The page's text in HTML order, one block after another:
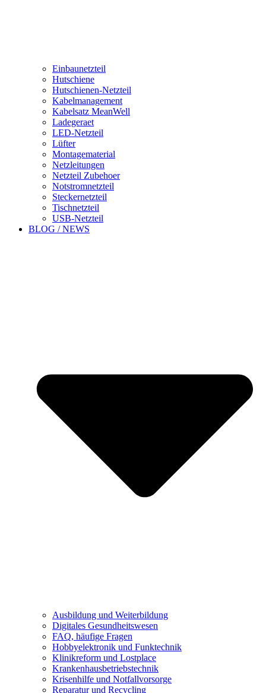
Einbaunetzteil
Hutschiene
Hutschienen-Netzteil
Kabelmanagement
Kabelsatz MeanWell
Ladegeraet
LED-Netzteil
Lüfter
Montagematerial
Netzleitungen
Netzteil Zubehoer
Notstromnetzteil
Steckernetzteil
Tischnetzteil
USB-Netzteil
BLOG / NEWS
Ausbildung und Weiterbildung
Digitales Gesundheitswesen
FAQ, häufige Fragen
Hobbyelektronik und Funktechnik
Klinikreform und Lostplace
Krankenhausbetriebstechnik
Krisenhilfe und Notfallvorsorge
Reparatur und Recycling